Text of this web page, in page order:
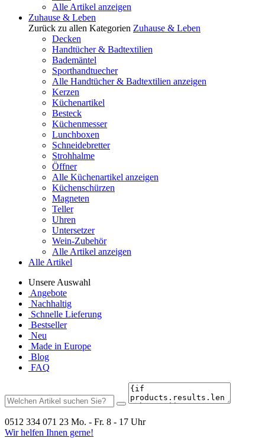
Alle Artikel anzeigen
Zuhause & Leben
Zurück zu allen Kategorien Zuhause & Leben
Decken
Handtücher & Badtextilien
Bademäntel
Sporthandtuecher
Alle Handtücher & Badtextilien anzeigen
Kerzen
Küchenartikel
Besteck
Küchenmesser
Lunchboxen
Schneidebretter
Strohhalme
Öffner
Alle Küchenartikel anzeigen
Küchenschürzen
Magneten
Teller
Uhren
Untersetzer
Wein-Zubehör
Alle Artikel anzeigen
Alle Artikel
Unsere Auswahl
Angebote
Nachhaltig
Schnelle Lieferung
Bestseller
Neu
Made in Europe
Blog
FAQ
0512 334 071 23 Mo. - Fr. 8 - 17 Uhr
Wir helfen Ihnen gerne!